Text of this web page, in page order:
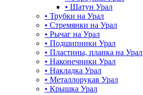
• Шатун Урал
• Трубки на Урал
• Стремянки на Урал
• Рычаг на Урал
• Подшипники Урал
• Пластины, планка на Урал
• Наконечники Урал
• Накладка Урал
• Металлорукав Урал
• Крышка Урал